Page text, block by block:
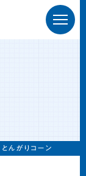
とんがりコーン